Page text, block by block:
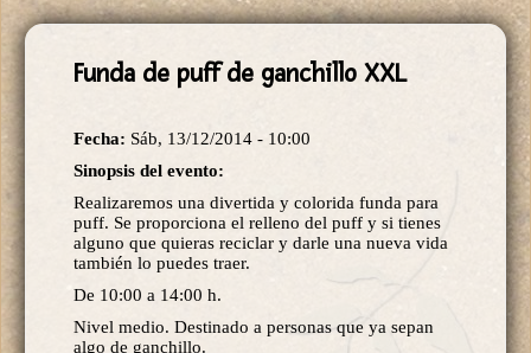
Funda de puff de ganchillo XXL
Fecha: Sáb, 13/12/2014 - 10:00
Sinopsis del evento:
Realizaremos una divertida y colorida funda para
puff. Se proporciona el relleno del puff y si tienes
alguno que quieras reciclar y darle una nueva vida
también lo puedes traer.
De 10:00 a 14:00 h.
Nivel medio. Destinado a personas que ya sepan
algo de ganchillo.